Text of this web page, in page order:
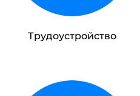
Трудоустройство